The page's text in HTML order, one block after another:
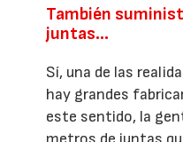
También
juntas…
Sí, una de las
hay grandes
este sentido, la